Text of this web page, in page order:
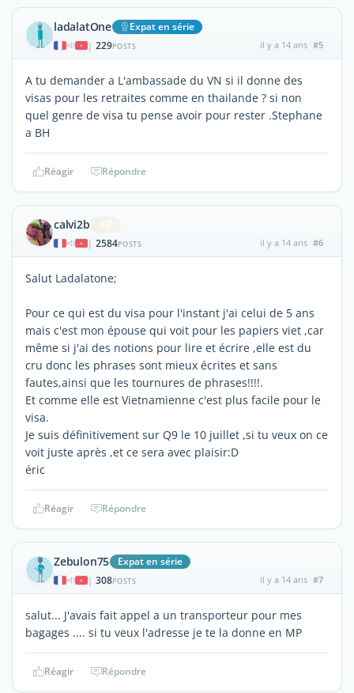
ladalatOne Expat en série
| 229POSTS il y a 14 ans #5
A tu demander a L'ambassade du VN si il donne des
visas pour les retraites comme en thailande ? si non
quel genre de visa tu pense avoir pour rester .Stephane
a BH
Réagir Répondre
calvi2b
| 2584POSTS il y a 14 ans #6
Salut Ladalatone;
Pour ce qui est du visa pour l'instant j'ai celui de 5 ans
mais c'est mon épouse qui voit pour les papiers viet ,car
même si j'ai des notions pour lire et écrire ,elle est du
cru donc les phrases sont mieux écrites et sans
fautes,ainsi que les tournures de phrases!!!!.
Et comme elle est Vietnamienne c'est plus facile pour le
visa.
Je suis définitivement sur Q9 le 10 juillet ,si tu veux on ce
voit juste après ,et ce sera avec plaisir:D
éric
Réagir Répondre
Zebulon75 Expat en série
| 308POSTS il y a 14 ans #7
salut... J'avais fait appel a un transporteur pour mes
bagages .... si tu veux l'adresse je te la donne en MP
Réagir Répondre